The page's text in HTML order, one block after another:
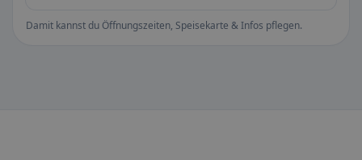
Damit kannst du Öffnungszeiten, Speisekarte & Infos pflegen.